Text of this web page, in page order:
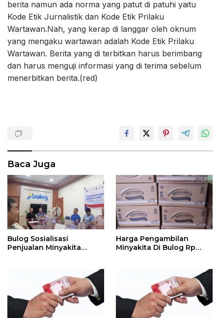
berita namun ada norma yang patut di patuhi yaitu
Kode Etik Jurnalistik dan Kode Etik Prilaku
Wartawan.Nah, yang kerap di langgar oleh oknum
yang mengaku wartawan adalah Kode Etik Prilaku
Wartawan. Berita yang di terbitkan harus berimbang
dan harus menguji informasi yang di terima sebelum
menerbitkan berita.(red)
Baca Juga
Bulog Sosialisasi
Penjualan Minyakita
Harga Pengambilan
Minyakita Di Bulog Rp